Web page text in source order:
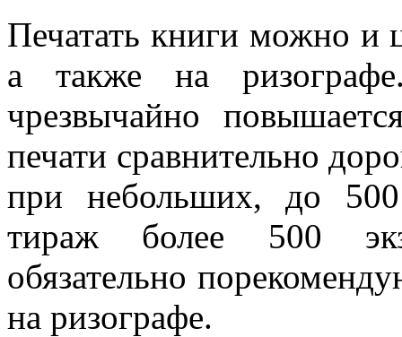
Печатать книги можно и
а также на
чрезвычайно
печати сравнительно
при небольших, до 500
тираж более 500
обязательно
на ризографе.